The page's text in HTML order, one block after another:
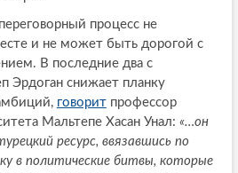
процесс не
и не может быть дорогой с
В последние два с
Эрдоган снижает планку
говоритпрофессор
Мальтепе Хасан Унал: «…он
ресурс, ввязавшись по
в политические битвы, которые